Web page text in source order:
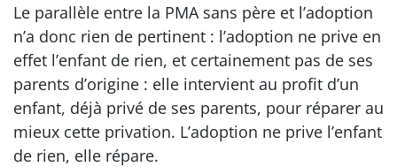
Le parallèle entre la PMA sans père et l’adoption
n’a donc rien de pertinent : l’adoption ne prive en
effet l’enfant de rien, et certainement pas de ses
parents d’origine : elle intervient au profit d’un
enfant, déjà privé de ses parents, pour réparer au
mieux cette privation. L’adoption ne prive l’enfant
de rien, elle répare.